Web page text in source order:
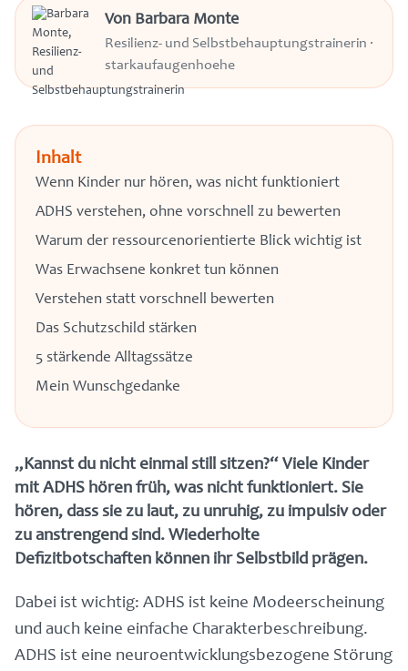
Von Barbara Monte
Resilienz- und Selbstbehauptungstrainerin ·
starkaufaugenhoehe
Inhalt
Wenn Kinder nur hören, was nicht funktioniert
ADHS verstehen, ohne vorschnell zu bewerten
Warum der ressourcenorientierte Blick wichtig ist
Was Erwachsene konkret tun können
Verstehen statt vorschnell bewerten
Das Schutzschild stärken
5 stärkende Alltagssätze
Mein Wunschgedanke
„Kannst du nicht einmal still sitzen?“ Viele Kinder
mit ADHS hören früh, was nicht funktioniert. Sie
hören, dass sie zu laut, zu unruhig, zu impulsiv oder
zu anstrengend sind. Wiederholte
Defizitbotschaften können ihr Selbstbild prägen.
Dabei ist wichtig: ADHS ist keine Modeerscheinung
und auch keine einfache Charakterbeschreibung.
ADHS ist eine neuroentwicklungsbezogene Störung